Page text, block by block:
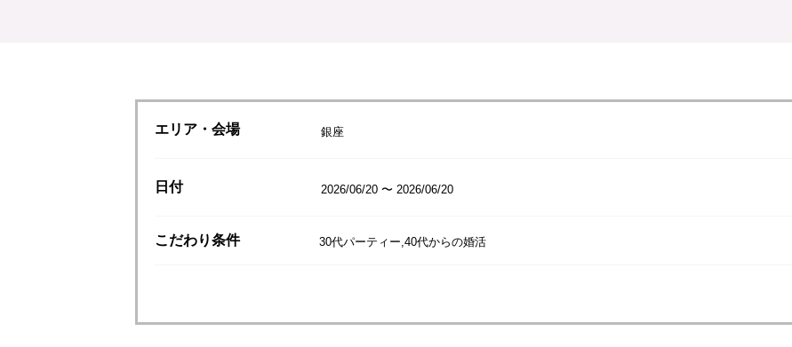
エリア・会場 銀座
日付 2026/06/20 〜 2026/06/20
こだわり条件 30代パーティー,40代からの婚活